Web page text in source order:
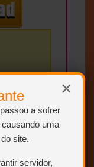
×
a sofrer
uma
site.
servidor,
E